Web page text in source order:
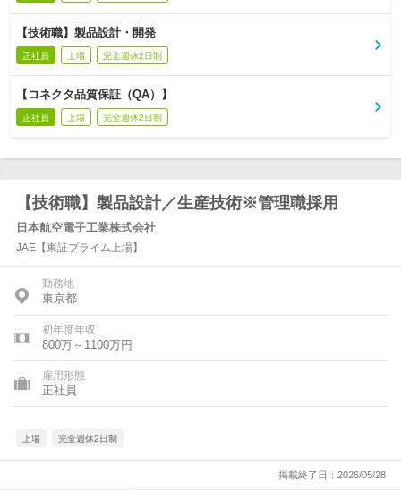
【技術職】製品設計・開発
正社員 上場 完全週休2日制
【コネクタ品質保証（QA）】
正社員 上場 完全週休2日制
【技術職】製品設計／生産技術※管理職採用
日本航空電子工業株式会社
JAE【東証プライム上場】
勤務地
東京都
初年度年収
800万～1100万円
雇用形態
正社員
上場 完全週休2日制
掲載終了日：2026/05/28